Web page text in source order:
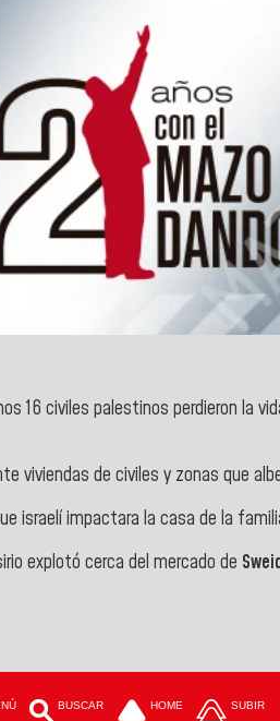
16 civiles palestinos perdieron la
de civiles y zonas que
israelí impactara la casa de la
explotó cerca del mercado de
BUSCAR HOME SUBIR